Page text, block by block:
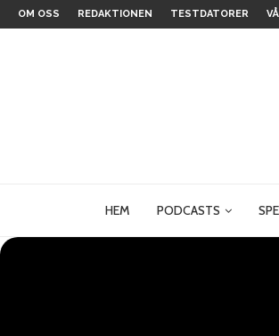
OM OSS REDAKTIONEN TESTDATORER
HEM PODCASTS